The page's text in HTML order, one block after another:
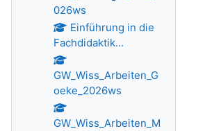
026ws
Einführung in die
Fachdidaktik...
GW_Wiss_Arbeiten_G
oeke_2026ws
GW_Wiss_Arbeiten_M